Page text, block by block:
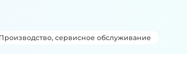
сервисное обслуживание